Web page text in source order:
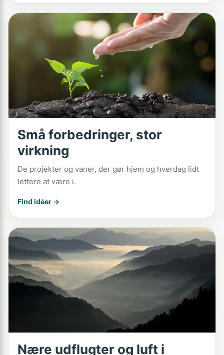
Små forbedringer, stor
virkning
De projekter og vaner, der gør hjem og hverdag lidt
lettere at være i.
Find idéer →
Nære udflugter og luft i